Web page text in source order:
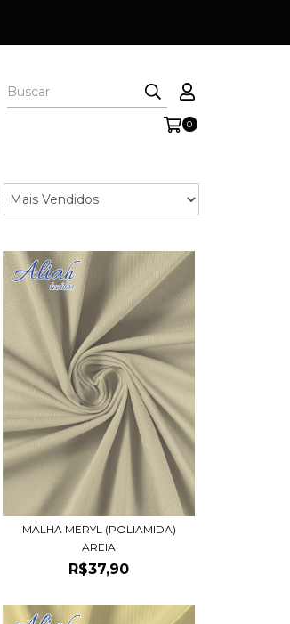
0
MALHA MERYL (POLIAMIDA)
AREIA
R$37,90